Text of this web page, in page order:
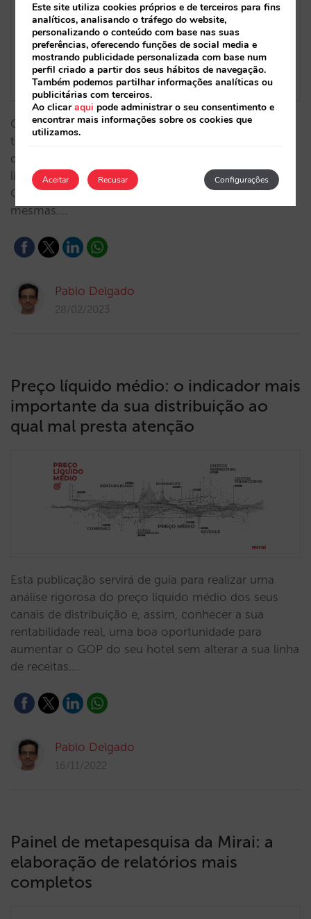
O Google Hotels tornou-se uma fonte essencial de
tráfego e de receitas para o canal direto da maioria
dos hotéis. Tanto as campanhas pagas como as
ligações de reserva gratuitas são partes importantes.
Conheça-as para obter o máximo possível das
mesmas.…
Pablo Delgado
28/02/2023
Preço líquido médio: o indicador mais
importante da sua distribuição ao
qual mal presta atenção
Esta publicação servirá de guia para realizar uma
análise rigorosa do preço líquido médio dos seus
canais de distribuição e, assim, conhecer a sua
rentabilidade real, uma boa oportunidade para
aumentar o GOP do seu hotel sem alterar a sua linha
de receitas.…
Pablo Delgado
16/11/2022
Painel de metapesquisa da Mirai: a
elaboração de relatórios mais
completos
Este site utiliza cookies próprios e de terceiros para fins
analíticos, analisando o tráfego do website,
personalizando o conteúdo com base nas suas
preferências, oferecendo funções de social media e
mostrando publicidade personalizada com base num
perfil criado a partir dos seus hábitos de navegação.
Também podemos partilhar informações analíticas ou
publicitárias com terceiros.
Ao clicaraqui pode administrar o seu consentimento e
encontrar mais informações sobre os cookies que
utilizamos.
Aceitar Configurações
Recusar